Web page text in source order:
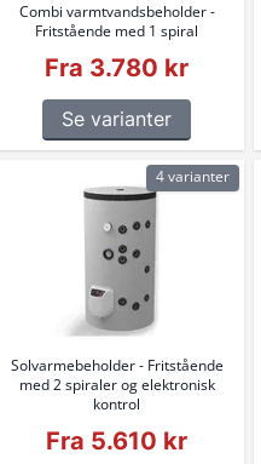
Combi varmtvandsbeholder -
Fritstående med 1 spiral
Fra 3.780 kr
Se varianter
Solvarmebeholder - Fritstående
med 2 spiraler og elektronisk
kontrol
Fra 5.610 kr
4 varianter